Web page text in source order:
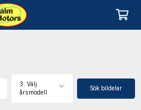
3. Välj
årsmodell
Sök bildelar